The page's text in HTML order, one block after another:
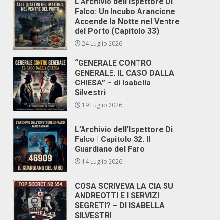
Falco: Un Incubo Arancione
Accende la Notte nel Ventre
del Porto (Capitolo 33)
24 Luglio 2026
“GENERALE CONTRO
GENERALE. IL CASO DALLA
CHIESA” – di Isabella
Silvestri
19 Luglio 2026
L’Archivio dell’Ispettore Di
Falco | Capitolo 32: Il
Guardiano del Faro
14 Luglio 2026
COSA SCRIVEVA LA CIA SU
ANDREOTTI E I SERVIZI
SEGRETI? – DI ISABELLA
SILVESTRI